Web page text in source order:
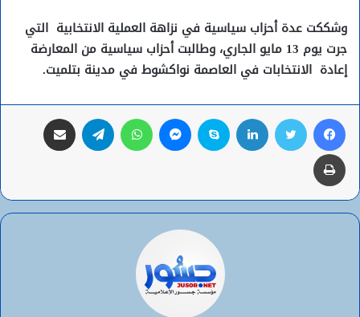
وشككت عدة أحزاب سياسية في نزاهة العملية الانتخابية التي
جرت يوم 13 مايو الجاري، وطالبت أحزاب سياسية من المعارضة
إعادة الانتخابات في العاصمة نواكشوط في مدينة بتلميت.
فيسبوك تويتر لينكدإن سكايب ماسنجر واتساب تيلقرام
طباعة